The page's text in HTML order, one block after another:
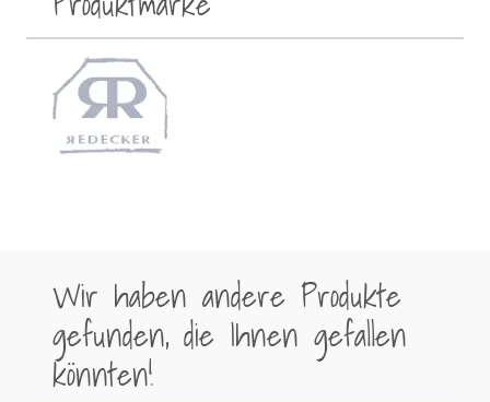
Wir haben andere Produkte
gefunden, die Ihnen gefallen
könnten!